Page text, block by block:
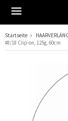
Das
Startseite
#8/18 Clip-on, 125g, 60cm